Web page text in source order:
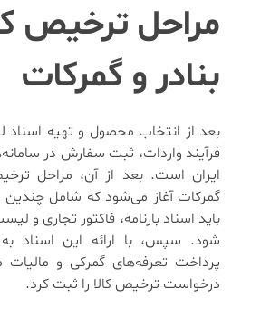
مراحل ترخیص
بنادر و گمرکات
بعد از انتخاب محصول و تهیه اسناد
فرآیند واردات، ثبت سفارش در
ایران است. بعد از آن، مراحل
گمرکات آغاز می‌شود که شامل چندین
باید اسناد بارنامه، فاکتور تجاری و
شود. سپس، با ارائه این اسناد
پرداخت تعرفه‌های گمرکی و مالیات
درخواست ترخیص کالا را ثبت کرد.